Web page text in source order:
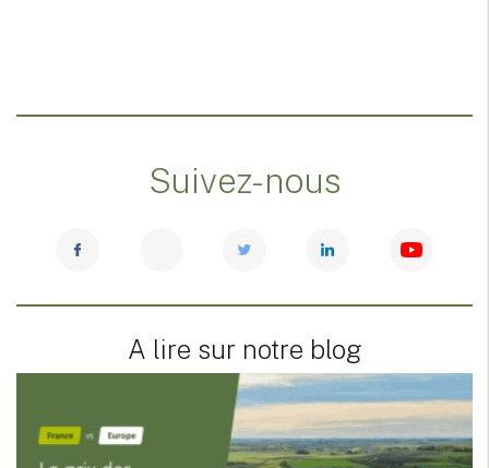
Suivez-nous
A lire sur notre blog